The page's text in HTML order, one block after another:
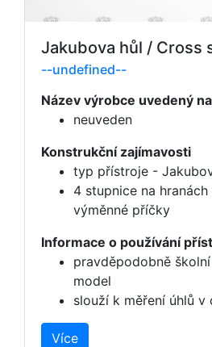
Jakubova hůl / Cross
--undefined--
Název výrobce uvedený
neuveden
Konstrukční zajímavosti
typ přístroje -
4 stupnice na
výměnné příčky
Informace o používání
pravděpodobně
model
slouží k měření úhlů v
Více